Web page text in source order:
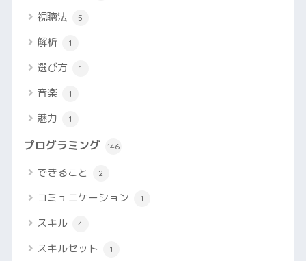
視聴法 5
解析 1
選び方 1
音楽 1
魅力 1
プログラミング 146
できること 2
コミュニケーション 1
スキル 4
スキルセット 1